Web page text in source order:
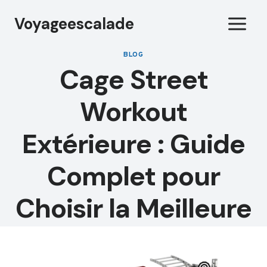
Voyageescalade
BLOG
Cage Street
Workout
Extérieure : Guide
Complet pour
Choisir la Meilleure